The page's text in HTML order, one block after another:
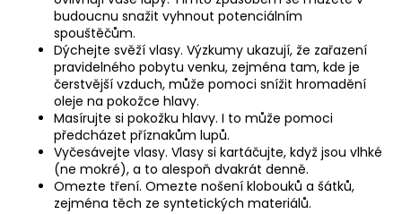
budoucnu snažit vyhnout potenciálním
spouštěčům.
Dýchejte svěží vlasy. Výzkumy ukazují, že zařazení
pravidelného pobytu venku, zejména tam, kde je
čerstvější vzduch, může pomoci snížit hromadění
oleje na pokožce hlavy.
Masírujte si pokožku hlavy. I to může pomoci
předcházet příznakům lupů.
Vyčesávejte vlasy. Vlasy si kartáčujte, když jsou vlhké
(ne mokré), a to alespoň dvakrát denně.
Omezte tření. Omezte nošení klobouků a šátků,
zejména těch ze syntetických materiálů.